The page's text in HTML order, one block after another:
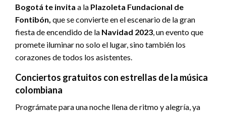
Bogotá te invita a la Plazoleta Fundacional de
Fontibón, que se convierte en el escenario de la gran
fiesta de encendido de la Navidad 2023, un evento que
promete iluminar no solo el lugar, sino también los
corazones de todos los asistentes.
Conciertos gratuitos con estrellas de la música
colombiana
Prográmate para una noche llena de ritmo y alegría, ya